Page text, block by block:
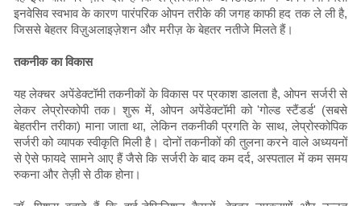
इनवेसिव स्वभाव के कारण पारंपरिक ओपन तरीके की जगह काफी हद तक ले ली है,
जिससे बेहतर विज़ुअलाइज़ेशन और मरीज़ के बेहतर नतीजे मिलते हैं।
तकनीक का विकास
यह लेक्चर अपेंडेक्टॉमी तकनीकों के विकास पर प्रकाश डालता है, ओपन सर्जरी से
लेकर लेप्रोस्कोपी तक। शुरू में, ओपन अपेंडेक्टॉमी को 'गोल्ड स्टैंडर्ड' (सबसे
बेहतरीन तरीका) माना जाता था, लेकिन तकनीकी प्रगति के साथ, लेप्रोस्कोपिक
सर्जरी को व्यापक स्वीकृति मिली है। दोनों तकनीकों की तुलना करने वाले अध्ययनों
से ऐसे फायदे सामने आए हैं जैसे कि सर्जरी के बाद कम दर्द, अस्पताल में कम समय
रुकना और तेज़ी से ठीक होना।